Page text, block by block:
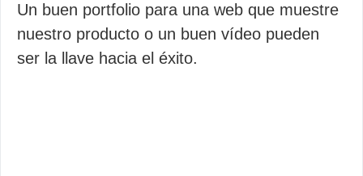
Un buen portfolio para una web que muestre
nuestro producto o un buen vídeo pueden
ser la llave hacia el éxito.